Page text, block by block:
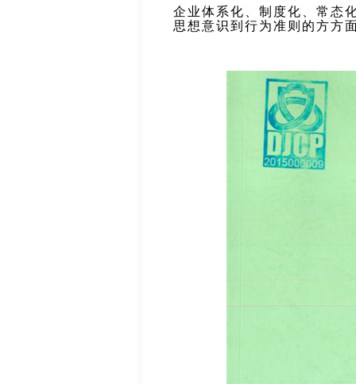
企业体系化、制度化、常态
思想意识到行为准则的方方